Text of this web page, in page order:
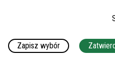
Zapisz wybór